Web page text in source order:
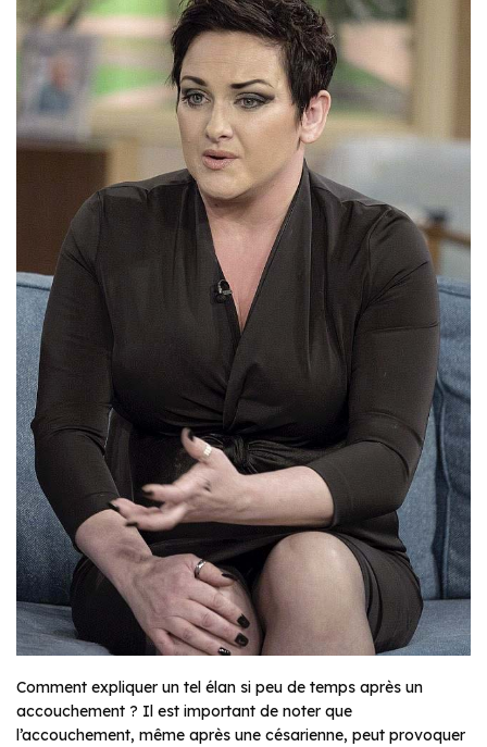
Comment expliquer un tel élan si peu de temps après un
accouchement ? Il est important de noter que
l’accouchement, même après une césarienne, peut provoquer